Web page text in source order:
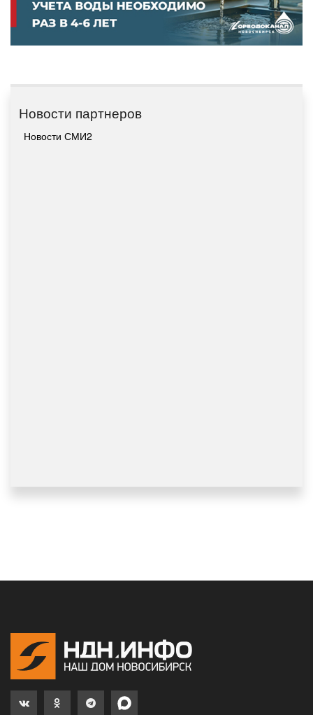
Новости партнеров
Новости СМИ2